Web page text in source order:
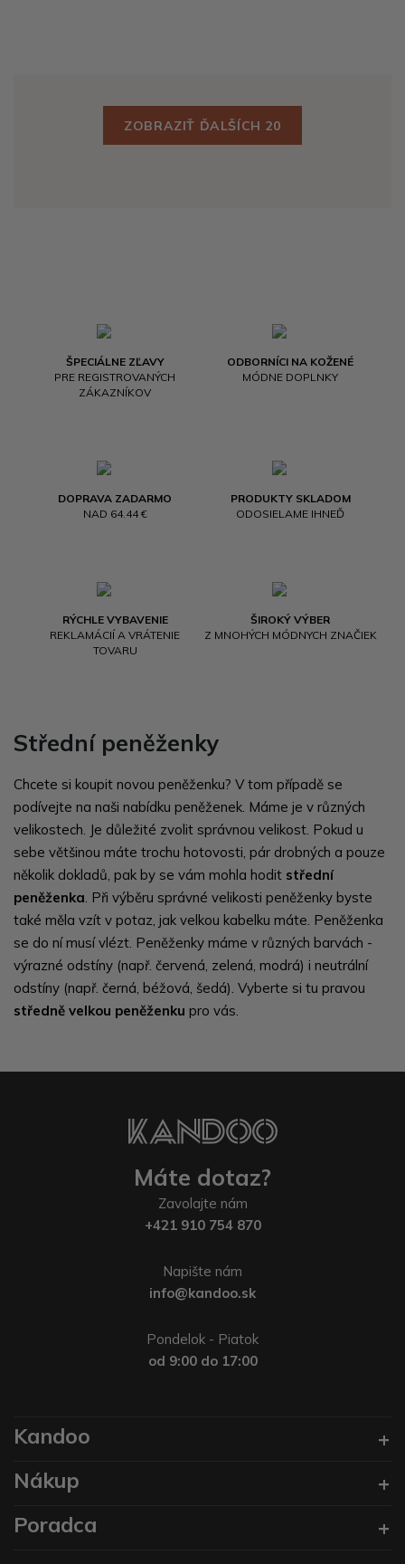
ZOBRAZIŤ ĎALŠÍCH 20
ŠPECIÁLNE ZĽAVY
PRE REGISTROVANÝCH
ZÁKAZNÍKOV
ODBORNÍCI NA KOŽENÉ
MÓDNE DOPLNKY
DOPRAVA ZADARMO
NAD 64.44 €
PRODUKTY SKLADOM
ODOSIELAME IHNEĎ
RÝCHLE VYBAVENIE
REKLAMÁCIÍ A VRÁTENIE
TOVARU
ŠIROKÝ VÝBER
Z MNOHÝCH MÓDNYCH ZNAČIEK
Střední peněženky
Chcete si koupit novou peněženku? V tom případě se
podívejte na naši nabídku peněženek. Máme je v různých
velikostech. Je důležité zvolit správnou velikost. Pokud u
sebe většinou máte trochu hotovosti, pár drobných a pouze
několik dokladů, pak by se vám mohla hodit střední
peněženka. Při výběru správné velikosti peněženky byste
také měla vzít v potaz, jak velkou kabelku máte. Peněženka
se do ní musí vlézt. Peněženky máme v různých barvách -
výrazné odstíny (např. červená, zelená, modrá) i neutrální
odstíny (např. černá, béžová, šedá). Vyberte si tu pravou
středně velkou peněženku pro vás.
Máte dotaz?
Zavolajte nám
+421 910 754 870
Napište nám
info@kandoo.sk
Pondelok - Piatok
od 9:00 do 17:00
Kandoo
Nákup
Poradca